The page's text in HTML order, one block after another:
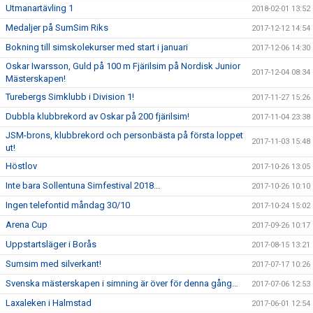
Utmanartävling 1 2018-02-01 13:52
Medaljer på SumSim Riks 2017-12-12 14:54
Bokning till simskolekurser med start i januari 2017-12-06 14:30
Oskar Iwarsson, Guld på 100 m Fjärilsim på Nordisk Junior
Mästerskapen!
2017-12-04 08:34
Turebergs Simklubb i Division 1! 2017-11-27 15:26
Dubbla klubbrekord av Oskar på 200 fjärilsim! 2017-11-04 23:38
JSM-brons, klubbrekord och personbästa på första loppet
ut!
2017-11-03 15:48
Höstlov 2017-10-26 13:05
Inte bara Sollentuna Simfestival 2018... 2017-10-26 10:10
Ingen telefontid måndag 30/10 2017-10-24 15:02
Arena Cup 2017-09-26 10:17
Uppstartsläger i Borås 2017-08-15 13:21
Sumsim med silverkant! 2017-07-17 10:26
Svenska mästerskapen i simning är över för denna gång… 2017-07-06 12:53
Laxaleken i Halmstad 2017-06-01 12:54